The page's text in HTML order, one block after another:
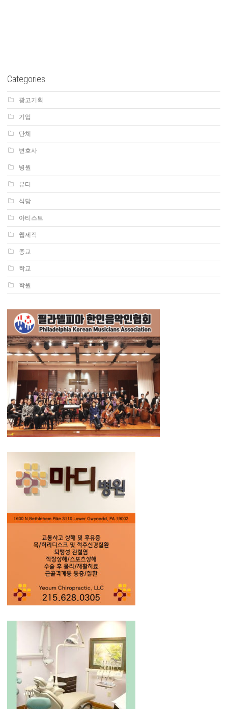
Categories
광고기획
기업
단체
변호사
병원
뷰티
식당
아티스트
웹제작
종교
학교
학원